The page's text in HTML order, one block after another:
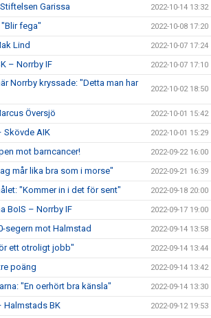
Garissa 2022-10-14 13:32
fega" 2022-10-08 17:20
Lind 2022-10-07 17:24
– Norrby IF 2022-10-07 17:10
Norrby kryssade: "Detta man har
2022-10-02 18:50
Översjö 2022-10-01 15:42
Skövde AIK 2022-10-01 15:29
mot barncancer! 2022-09-22 16:00
mår lika bra som i morse" 2022-09-21 16:39
"Kommer in i det för sent" 2022-09-18 20:00
BoIS – Norrby IF 2022-09-17 19:00
segern mot Halmstad 2022-09-14 13:58
ett otroligt jobb" 2022-09-14 13:44
poäng 2022-09-14 13:42
"En oerhört bra känsla" 2022-09-14 13:30
Halmstads BK 2022-09-12 19:53